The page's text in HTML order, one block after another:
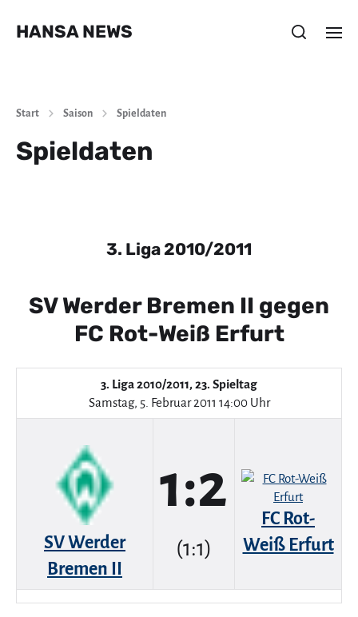
HANSA NEWS
Start Saison Spieldaten
Spieldaten
3. Liga 2010/2011
SV Werder Bremen II gegen
FC Rot-Weiß Erfurt
3. Liga 2010/2011, 23. Spieltag
Samstag, 5. Februar 2011 14:00 Uhr
SV Werder
Bremen II
1:2
(1:1)
FC Rot-
Weiß Erfurt